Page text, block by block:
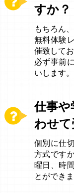
すか？
もちろん
無料体験
催致してお
必ず事前
いします。
仕事や
わせて
個別に仕
方式です
曜日、時
とができま